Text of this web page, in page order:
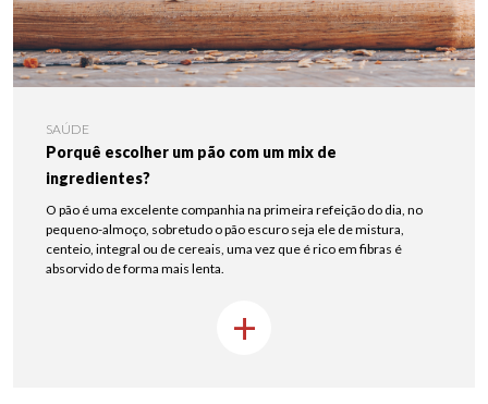
SAÚDE
Porquê escolher um pão com um mix de
ingredientes?
O pão é uma excelente companhia na primeira refeição do dia, no
pequeno-almoço, sobretudo o pão escuro seja ele de mistura,
centeio, integral ou de cereais, uma vez que é rico em fibras é
absorvido de forma mais lenta.
+